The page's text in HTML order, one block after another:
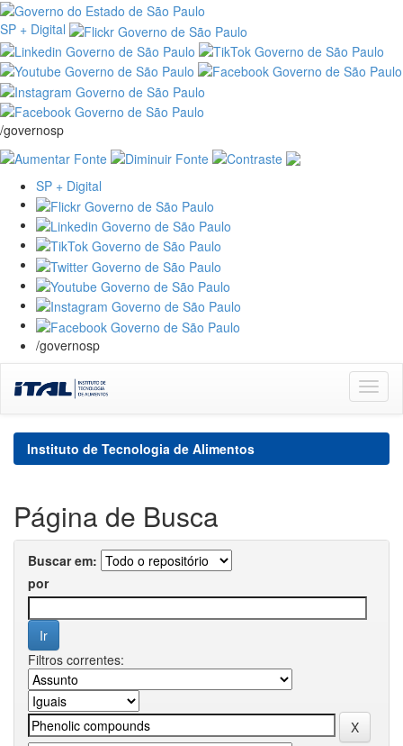
SP + Digital
/governosp
SP + Digital
/governosp
navigation
Instituto de Tecnologia de Alimentos
Página de Busca
Buscar em:
por
Filtros correntes: